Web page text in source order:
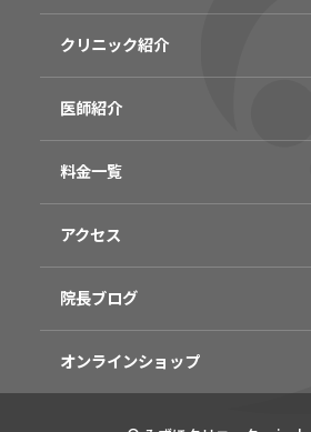
クリニック紹介
医師紹介
料金一覧
アクセス
院長ブログ
オンラインショップ